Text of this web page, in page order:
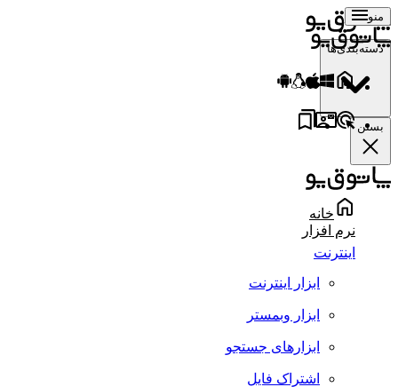
منو
دسته‌بندی‌ها
بستن
خانه
نرم افزار
اینترنت
ابزار اینترنت
ابزار وبمستر
ابزارهای جستجو
اشتراک فایل